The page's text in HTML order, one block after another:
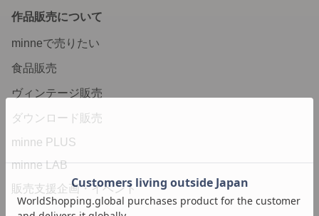
作品販売について
minneで売りたい
食品販売
ヴィンテージ販売
ダウンロード販売
minne PLUS
minne LAB
販売支援企画・イベント